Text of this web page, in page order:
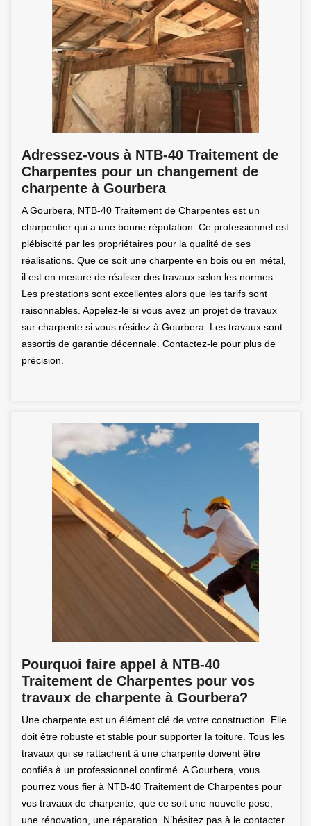
Adressez-vous à NTB-40 Traitement de
Charpentes pour un changement de
charpente à Gourbera
A Gourbera, NTB-40 Traitement de Charpentes est un
charpentier qui a une bonne réputation. Ce professionnel est
plébiscité par les propriétaires pour la qualité de ses
réalisations. Que ce soit une charpente en bois ou en métal,
il est en mesure de réaliser des travaux selon les normes.
Les prestations sont excellentes alors que les tarifs sont
raisonnables. Appelez-le si vous avez un projet de travaux
sur charpente si vous résidez à Gourbera. Les travaux sont
assortis de garantie décennale. Contactez-le pour plus de
précision.
Pourquoi faire appel à NTB-40
Traitement de Charpentes pour vos
travaux de charpente à Gourbera?
Une charpente est un élément clé de votre construction. Elle
doit être robuste et stable pour supporter la toiture. Tous les
travaux qui se rattachent à une charpente doivent être
confiés à un professionnel confirmé. A Gourbera, vous
pourrez vous fier à NTB-40 Traitement de Charpentes pour
vos travaux de charpente, que ce soit une nouvelle pose,
une rénovation, une réparation. N’hésitez pas à le contacter